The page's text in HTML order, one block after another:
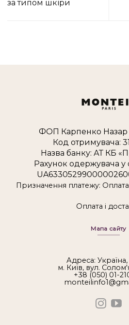
за типом шкіри
ФОП Карпенко Назар
Код отримувача:
Назва банку: АТ КБ
Рахунок одержувача у
Призначення платежу:
Оплата і
Мапа сайту
Адреса: Україна,
м. Київ, вул.
+38 (050) 01-